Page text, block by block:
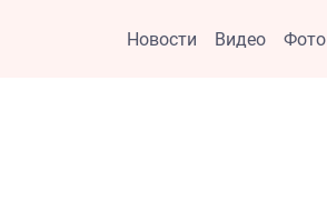
Новости Видео Фото